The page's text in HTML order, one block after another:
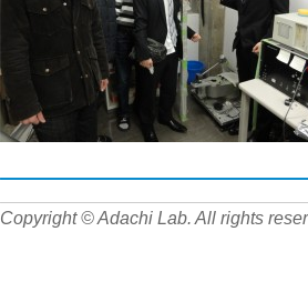
Copyright © Adachi Lab. All rights